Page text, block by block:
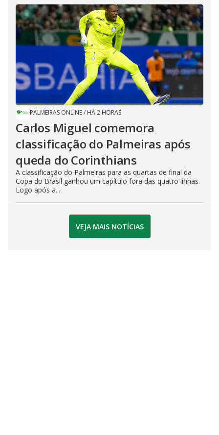
PALMEIRAS ONLINE/ HÁ 2 HORAS
Carlos Miguel comemora
classificação do Palmeiras após
queda do Corinthians
A classificação do Palmeiras para as quartas de final da
Copa do Brasil ganhou um capítulo fora das quatro linhas.
Logo após a...
VEJA MAIS NOTÍCIAS